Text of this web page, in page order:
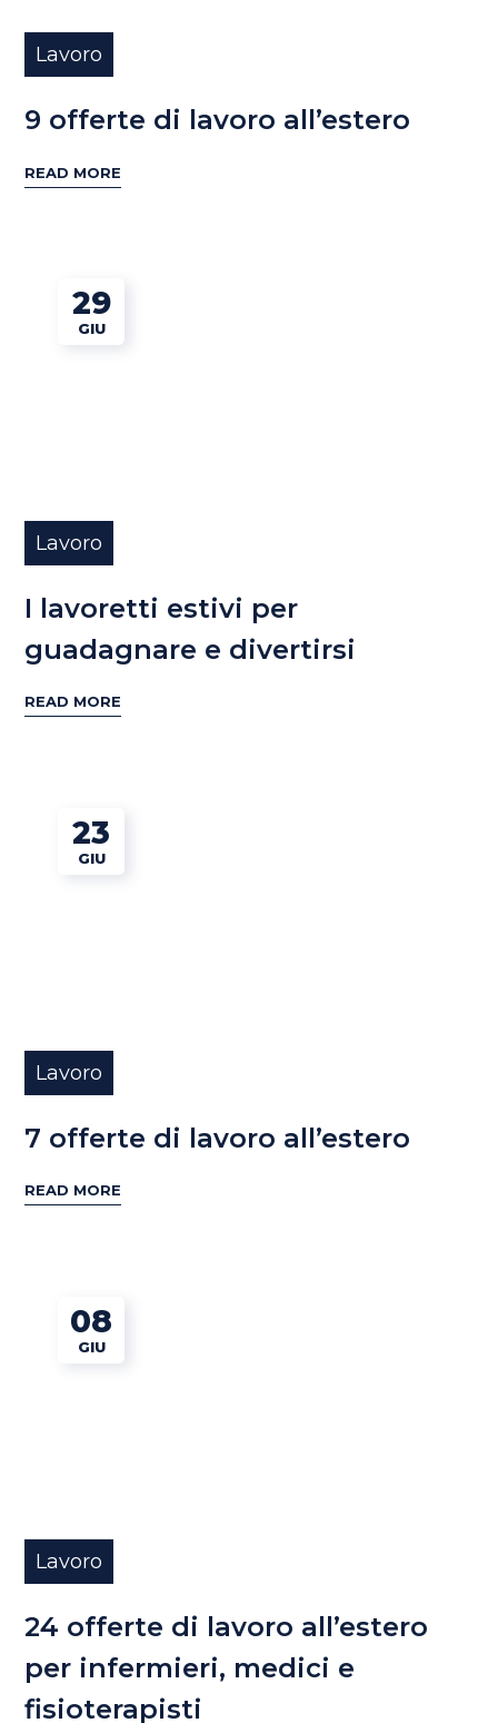
Lavoro
9 offerte di lavoro all’estero
READ MORE
29
GIU
Lavoro
I lavoretti estivi per
guadagnare e divertirsi
READ MORE
23
GIU
Lavoro
7 offerte di lavoro all’estero
READ MORE
08
GIU
Lavoro
24 offerte di lavoro all’estero
per infermieri, medici e
fisioterapisti